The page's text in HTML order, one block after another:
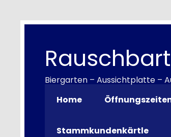
Rauschbart
Biergarten – Aussichtplatte –
Home
Stammkundenkärtle